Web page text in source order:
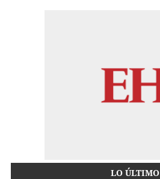
LO ÚLTIMO